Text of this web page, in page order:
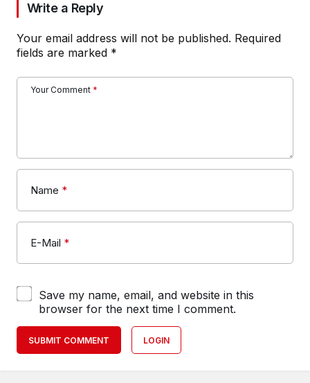
Write a Reply
Your email address will not be published. Required
fields are marked *
Your Comment *
Name *
E-Mail *
Save my name, email, and website in this
browser for the next time I comment.
SUBMIT COMMENT LOGIN